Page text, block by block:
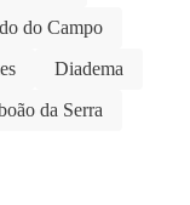
do Campo
Diadema
da Serra